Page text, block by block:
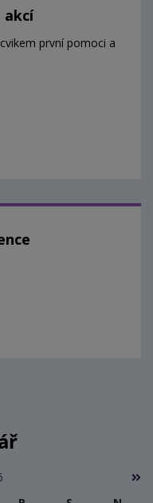
akcí
první pomoci a